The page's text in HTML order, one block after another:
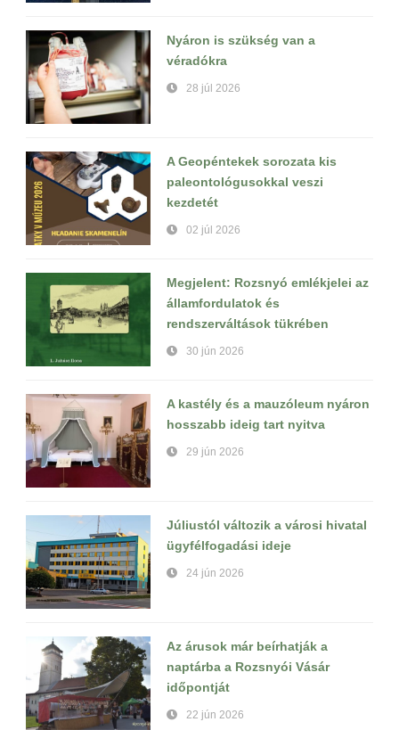
Nyáron is szükség van a
véradókra
28 júl 2026
A Geopéntekek sorozata kis
paleontológusokkal veszi
kezdetét
02 júl 2026
Megjelent: Rozsnyó emlékjelei az
államfordulatok és
rendszerváltások tükrében
30 jún 2026
A kastély és a mauzóleum nyáron
hosszabb ideig tart nyitva
29 jún 2026
Júliustól változik a városi hivatal
ügyfélfogadási ideje
24 jún 2026
Az árusok már beírhatják a
naptárba a Rozsnyói Vásár
időpontját
22 jún 2026